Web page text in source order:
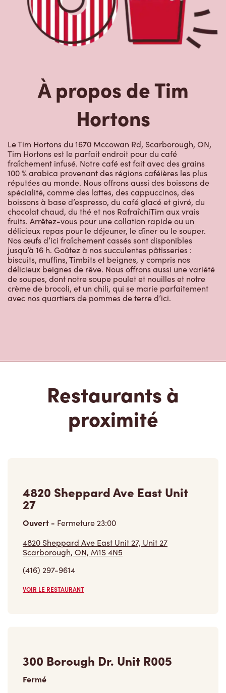
À propos de Tim
Hortons
Le Tim Hortons du 1670 Mccowan Rd, Scarborough, ON,
Tim Hortons est le parfait endroit pour du café
fraîchement infusé. Notre café est fait avec des grains
100 % arabica provenant des régions caféières les plus
réputées au monde. Nous offrons aussi des boissons de
spécialité, comme des lattes, des cappuccinos, des
boissons à base d’espresso, du café glacé et givré, du
chocolat chaud, du thé et nos RafraîchiTim aux vrais
fruits. Arrêtez-vous pour une collation rapide ou un
délicieux repas pour le déjeuner, le dîner ou le souper.
Nos œufs d’ici fraîchement cassés sont disponibles
jusqu’à 16 h. Goûtez à nos succulentes pâtisseries :
biscuits, muffins, Timbits et beignes, y compris nos
délicieux beignes de rêve. Nous offrons aussi une variété
de soupes, dont notre soupe poulet et nouilles et notre
crème de brocoli, et un chili, qui se marie parfaitement
avec nos quartiers de pommes de terre d’ici.
Restaurants à
proximité
4820 Sheppard Ave East Unit
27
Ouvert - Fermeture23:00
4820 Sheppard Ave East Unit 27, Unit 27
Scarborough, ON, M1S 4N5
(416) 297-9614
VOIR LE RESTAURANT
300 Borough Dr. Unit R005
Fermé